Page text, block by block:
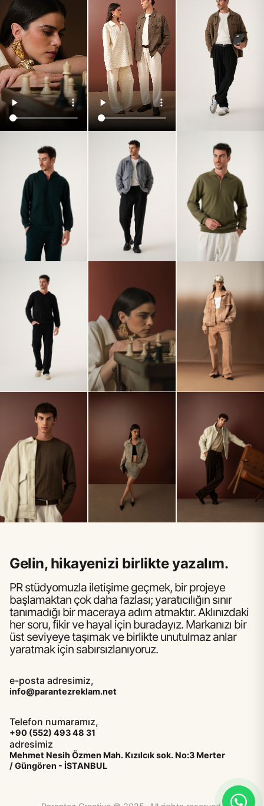
Gelin, hikayenizi birlikte yazalım.
PR stüdyomuzla iletişime geçmek, bir projeye
başlamaktan çok daha fazlası; yaratıcılığın sınır
tanımadığı bir maceraya adım atmaktır. Aklınızdaki
her soru, fikir ve hayal için buradayız. Markanızı bir
üst seviyeye taşımak ve birlikte unutulmaz anlar
yaratmak için sabırsızlanıyoruz.
e-posta adresimiz,
info@parantezreklam.net
Telefon numaramız,
+90 (552) 493 48 31
adresimiz
Mehmet Nesih Özmen Mah. Kızılcık sok. No:3 Merter
/ Güngören - İSTANBUL